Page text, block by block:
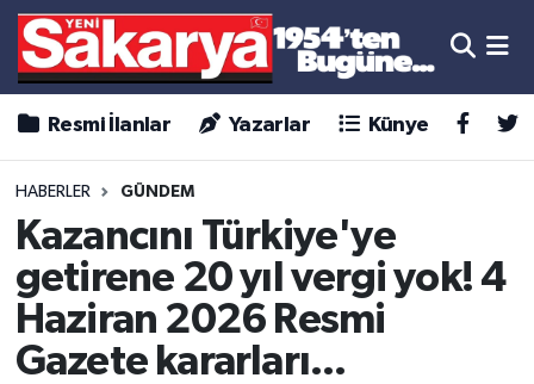
Resmi İlanlar Yazarlar Künye
HABERLER GÜNDEM
Kazancını Türkiye'ye
getirene 20 yıl vergi yok! 4
Haziran 2026 Resmi
Gazete kararları...